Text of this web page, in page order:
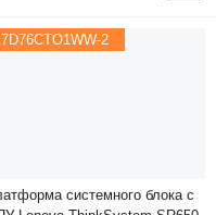
7D76CTO1WW-2
системного блока с